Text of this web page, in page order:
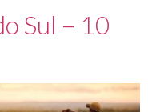
Sul – 10